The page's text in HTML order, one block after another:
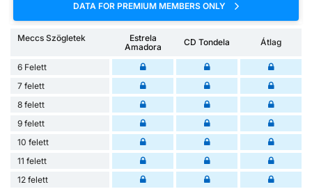
DATA FOR PREMIUM MEMBERS ONLY
Meccs Szögletek
Estrela
Amadora
CD Tondela Átlag
6 Felett
7 felett
8 felett
9 felett
10 felett
11 felett
12 felett